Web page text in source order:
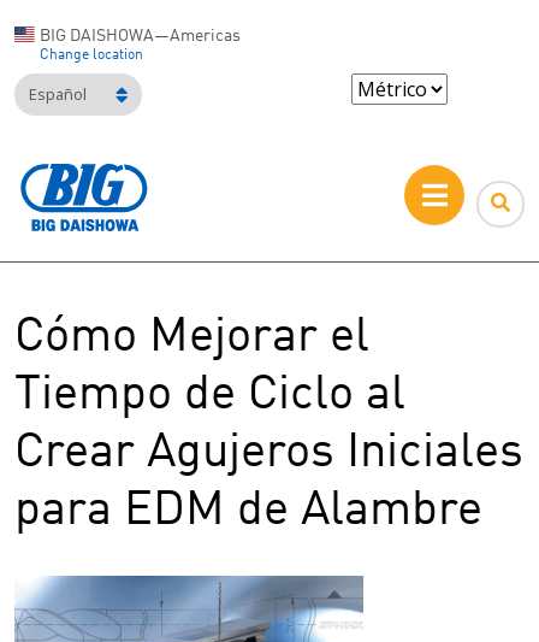
BIG DAISHOWA—Americas
Change location
Español
Cómo Mejorar el
Tiempo de Ciclo al
Crear Agujeros Iniciales
para EDM de Alambre